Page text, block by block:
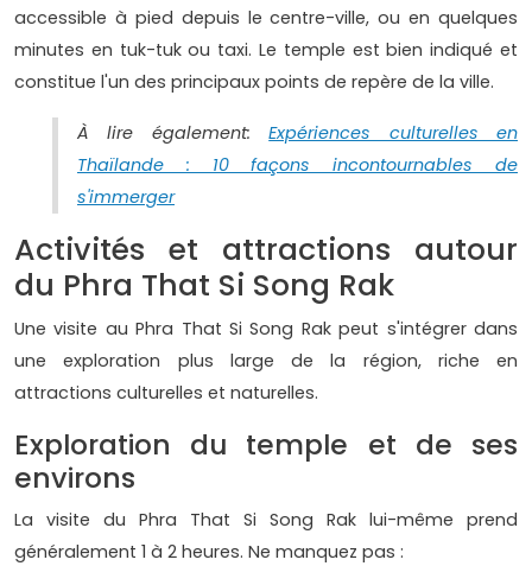
accessible à pied depuis le centre-ville, ou en quelques
minutes en tuk-tuk ou taxi. Le temple est bien indiqué et
constitue l'un des principaux points de repère de la ville.
À lire également:Expériences culturelles en
Thaïlande : 10 façons incontournables de
s'immerger
Activités et attractions autour
du Phra That Si Song Rak
Une visite au Phra That Si Song Rak peut s'intégrer dans
une exploration plus large de la région, riche en
attractions culturelles et naturelles.
Exploration du temple et de ses
environs
La visite du Phra That Si Song Rak lui-même prend
généralement 1 à 2 heures. Ne manquez pas :